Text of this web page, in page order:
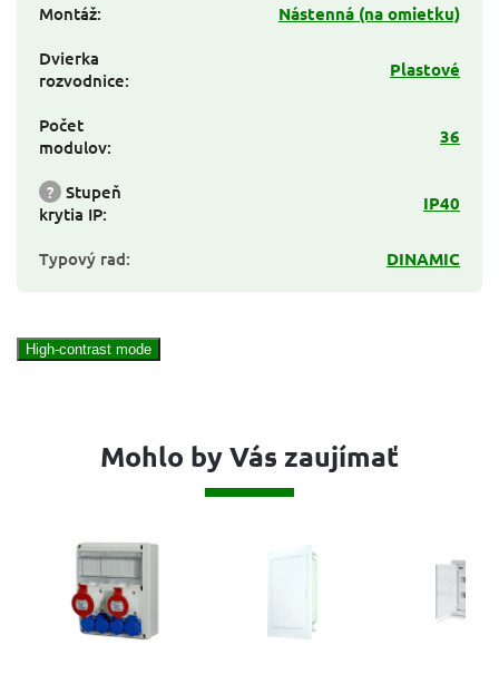
Montáž:
Nástenná (na omietku)
Dvierka
rozvodnice: Plastové
Počet
modulov: 36
? Stupeň
krytia IP: IP40
Typový rad: DINAMIC
High-contrast mode
Mohlo by Vás zaujímať